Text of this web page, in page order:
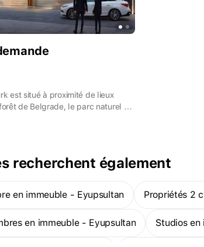
est situé à proximité de lieux
de Belgrade, le parc naturel du
de Kemerburgaz. Le complexe
recherchent également
en immeuble - Eyupsultan Propriétés 2
en immeuble - Eyupsultan Studios